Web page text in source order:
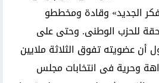
الجديد» وقادة ومخططو
للحزب الوطنى. وحتى على
أن عضويته تفوق الثلاثة ملايين
وحرية فى انتخابات مجلس